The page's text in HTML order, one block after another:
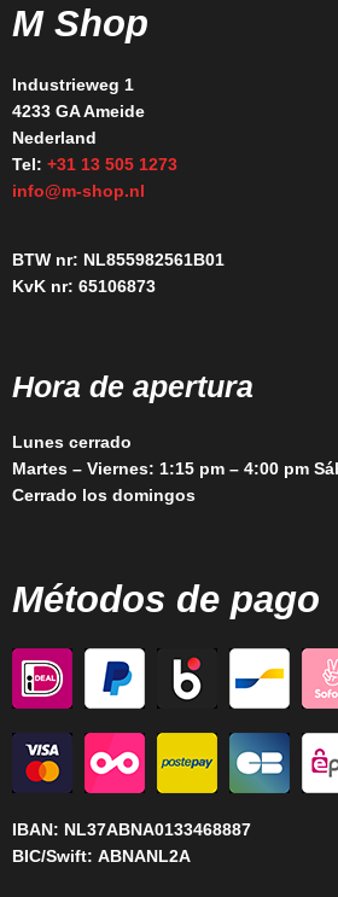
M Shop
Industrieweg 1
4233 GA Ameide
Nederland
Tel: +31 13 505 1273
info@m-shop.nl
BTW nr: NL855982561B01
KvK nr: 65106873
Hora de apertura
Lunes cerrado
Martes – Viernes: 1:15 pm – 4:00 pm
Cerrado los domingos
Métodos de pago
IBAN: NL37ABNA0133468887
BIC/Swift: ABNANL2A